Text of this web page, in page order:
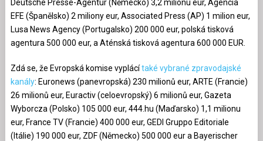
Deutsche Presse-Agentur (Německo) 3,2 milionu eur, Agencia
EFE (Španělsko) 2 miliony eur, Associated Press (AP) 1 milion eur,
Lusa News Agency (Portugalsko) 200 000 eur, polská tisková
agentura 500 000 eur, a Aténská tisková agentura 600 000 EUR.
Zdá se, že Evropská komise vyplácítaké vybrané zpravodajské
kanály: Euronews (panevropská) 230 milionů eur, ARTE (Francie)
26 milionů eur, Euractiv (celoevropský) 6 milionů eur, Gazeta
Wyborcza (Polsko) 105 000 eur, 444.hu (Maďarsko) 1,1 milionu
eur, France TV (Francie) 400 000 eur, GEDI Gruppo Editoriale
(Itálie) 190 000 eur, ZDF (Německo) 500 000 eur a Bayerischer